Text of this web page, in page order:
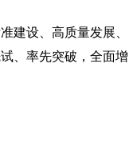
建设、高质量发展、
、率先突破，全面增